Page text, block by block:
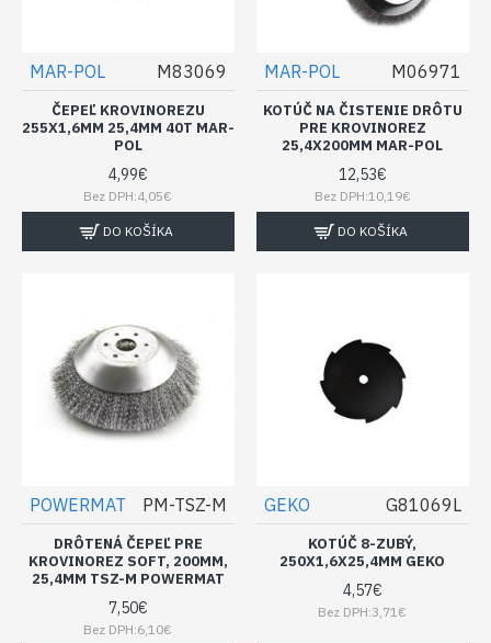
MAR-POL M83069
ČEPEĽ KROVINOREZU
255X1,6MM 25,4MM 40T MAR-
POL
4,99€
Bez DPH:4,05€
DO KOŠÍKA
MAR-POL M06971
KOTÚČ NA ČISTENIE DRÔTU
PRE KROVINOREZ
25,4X200MM MAR-POL
12,53€
Bez DPH:10,19€
DO KOŠÍKA
POWERMAT PM-TSZ-M
DRÔTENÁ ČEPEĽ PRE
KROVINOREZ SOFT, 200MM,
25,4MM TSZ-M POWERMAT
7,50€
Bez DPH:6,10€
GEKO G81069L
KOTÚČ 8-ZUBÝ,
250X1,6X25,4MM GEKO
4,57€
Bez DPH:3,71€